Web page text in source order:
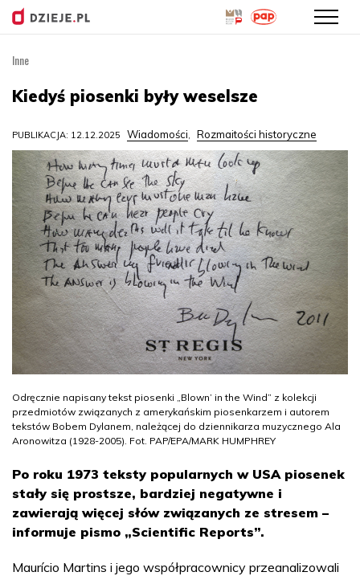
treści
Inne
Kiedyś piosenki były weselsze
PUBLIKACJA: 12.12.2025 Wiadomości, Rozmaitości historyczne
Odręcznie napisany tekst piosenki „Blown’ in the Wind” z kolekcji
przedmiotów związanych z amerykańskim piosenkarzem i autorem
tekstów Bobem Dylanem, należącej do dziennikarza muzycznego Ala
Aronowitza (1928-2005). Fot. PAP/EPA/MARK HUMPHREY
Po roku 1973 teksty popularnych w USA piosenek
stały się prostsze, bardziej negatywne i
zawierają więcej słów związanych ze stresem –
informuje pismo „Scientific Reports”.
Maurício Martins i jego współpracownicy przeanalizowali